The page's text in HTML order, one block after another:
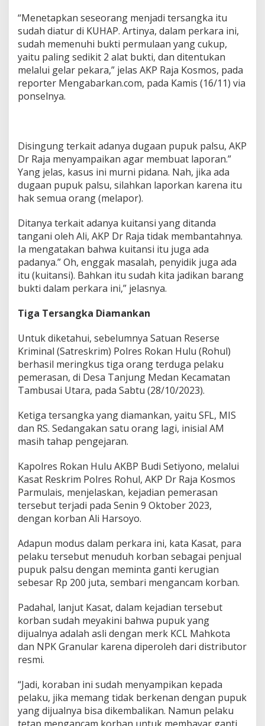
“Menetapkan seseorang menjadi tersangka itu
sudah diatur di KUHAP. Artinya, dalam perkara ini,
sudah memenuhi bukti permulaan yang cukup,
yaitu paling sedikit 2 alat bukti, dan ditentukan
melalui gelar pekara,” jelas AKP Raja Kosmos, pada
reporter Mengabarkan.com, pada Kamis (16/11) via
ponselnya.
Disingung terkait adanya dugaan pupuk palsu, AKP
Dr Raja menyampaikan agar membuat laporan.”
Yang jelas, kasus ini murni pidana. Nah, jika ada
dugaan pupuk palsu, silahkan laporkan karena itu
hak semua orang (melapor).
Ditanya terkait adanya kuitansi yang ditanda
tangani oleh Ali, AKP Dr Raja tidak membantahnya.
Ia mengatakan bahwa kuitansi itu juga ada
padanya.” Oh, enggak masalah, penyidik juga ada
itu (kuitansi). Bahkan itu sudah kita jadikan barang
bukti dalam perkara ini,” jelasnya.
Tiga Tersangka Diamankan
Untuk diketahui, sebelumnya Satuan Reserse
Kriminal (Satreskrim) Polres Rokan Hulu (Rohul)
berhasil meringkus tiga orang terduga pelaku
pemerasan, di Desa Tanjung Medan Kecamatan
Tambusai Utara, pada Sabtu (28/10/2023).
Ketiga tersangka yang diamankan, yaitu SFL, MIS
dan RS. Sedangakan satu orang lagi, inisial AM
masih tahap pengejaran.
Kapolres Rokan Hulu AKBP Budi Setiyono, melalui
Kasat Reskrim Polres Rohul, AKP Dr Raja Kosmos
Parmulais, menjelaskan, kejadian pemerasan
tersebut terjadi pada Senin 9 Oktober 2023,
dengan korban Ali Harsoyo.
Adapun modus dalam perkara ini, kata Kasat, para
pelaku tersebut menuduh korban sebagai penjual
pupuk palsu dengan meminta ganti kerugian
sebesar Rp 200 juta, sembari mengancam korban.
Padahal, lanjut Kasat, dalam kejadian tersebut
korban sudah meyakini bahwa pupuk yang
dijualnya adalah asli dengan merk KCL Mahkota
dan NPK Granular karena diperoleh dari distributor
resmi.
“Jadi, koraban ini sudah menyampikan kepada
pelaku, jika memang tidak berkenan dengan pupuk
yang dijualnya bisa dikembalikan. Namun pelaku